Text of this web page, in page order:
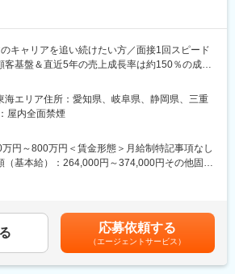
岐阜・三重・静岡
広島・山口・島根・鳥取
徳島・高知・愛媛
ます。これは小規模ならではの社内バッティン
上のキャリアを持つベテラン社員が、あなたの
ャリア形成」を丁寧にサポートします。その繋
また過去には、10年ほどブランクのある50代の
もあるなど選考の合格率も高いです。
ンスが高い場合は50代の方でも正社員への転換
の更新についても著しく業務態度が悪い／業績
た、過去営業成績の優秀な方ではメーカー登用
キャリアを追い続けたい方／面接1回スピード
客基盤＆直近5年の売上成長率は約150％の成長
という働き方＞
ジェクトの一員として、配属される営業所を拠
は、ほぼありません。様々なプロジェクトを経
広い製品の取り扱い経験や知識を積み、MRとし
が叶う環境です。
海エリア住所：愛知県、岐阜県、静岡県、三重
屋内全面禁煙
万円～800万円＜賃金形態＞月給制特記事項なし
（基本給）：264,000円～374,000円その他固定
年2回（昨年度実績4.2ヶ月）、報酬改定年1回賃
安の金額であり、選考を通じて上下する可能性
月額)は固定手当を含めた表記です。
応募依頼する
（エージェントサービス）